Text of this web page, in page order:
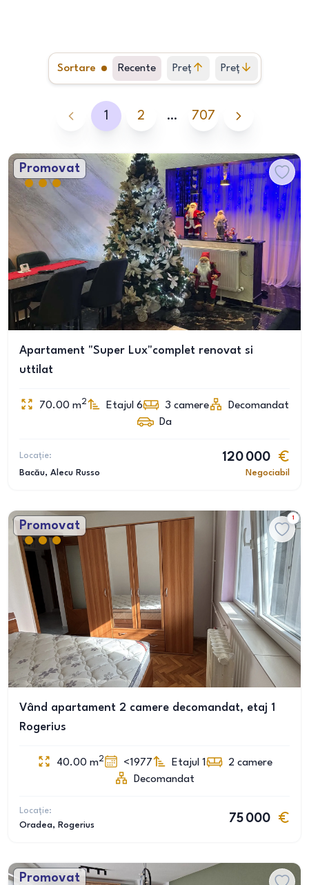
Sortare Recente Preț
crescător
Preț
descrescător
1 2 … 707
Promovat
Apartament "Super Lux"complet renovat si
uttilat
70.00 m2 Etajul 6 3 camere
Decomandat
Da
Locație:
Bacău, Alecu Russo
120 000
Negociabil
Promovat
1
Vând apartament 2 camere decomandat, etaj 1
Rogerius
40.00 m2 <1977 Etajul 1 2 camere
Decomandat
Locație:
Oradea, Rogerius
75 000
Promovat